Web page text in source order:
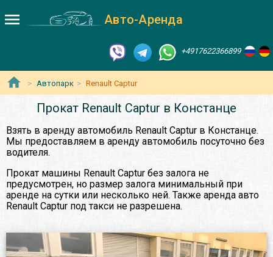
Авто-Аренда
+4917622366899
Автопарк Renault Captur
Прокат Renault Captur в Констанце
Взять в аренду автомобиль Renault Captur в Констанце.
Мы предоставляем в аренду автомобиль посуточно без
водителя.
Прокат машины Renault Captur без залога не
предусмотрен, но размер залога минимальный при
аренде на сутки или несколько ней. Также аренда авто
Renault Captur под такси не разрешена.